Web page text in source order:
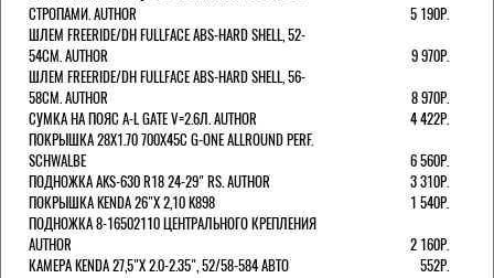
СТРОПАМИ. AUTHOR
5 190Р.
ШЛЕМ FREERIDE/DH FULLFACE ABS-HARD SHELL, 52-
54СМ. AUTHOR
9 970Р.
ШЛЕМ FREERIDE/DH FULLFACE ABS-HARD SHELL, 56-
58СМ. AUTHOR
8 970Р.
СУМКА НА ПОЯС A-L GATE V=2.6Л. AUTHOR
4 422Р.
ПОКРЫШКА 28X1.70 700X45C G-ONE ALLROUND PERF.
SCHWALBE
6 560Р.
ПОДНОЖКА AKS-630 R18 24-29" RS. AUTHOR
3 310Р.
ПОКРЫШКА KENDA 26"Х 2,10 K898
1 540Р.
ПОДНОЖКА 8-16502110 ЦЕНТРАЛЬНОГО КРЕПЛЕНИЯ
AUTHOR
2 160Р.
КАМЕРА KENDA 27,5"Х 2.0-2.35", 52/58-584 АВТО
552Р.